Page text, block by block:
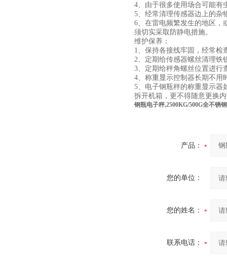
4、由于很多使用场合可能有
5、经常清理传感器边上的杂
6、在雷电频繁发生的地区，
须切实采取防静电措施。
维护保养：
1、保持各接线牢固，经常检
2、定期给传感器螺丝清理铁
3、定期给秤角螺丝位置进行
4、称重显示控制器长期不用
5、电子钢瓶秤的称重显示器
拆开机箱，更不得随意更换
钢瓶电子秤,2500KG/500G全不锈
产品：
您的单位：
您的姓名：
联系电话：